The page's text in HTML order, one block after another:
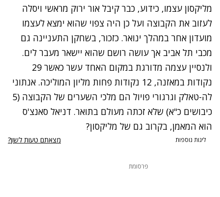
מליקסון עצמו, כידוע, כבר קיבל אור ירוק מראשי ויסלה
לעזוב את הקבוצה ועל כן היה צפוי שהוא ימצא לעצמו
מועדון אחר במהלך ינואר. כזכור, בשחקן התעניינה גם
מכבי תל אביב אך עושה רושם שהוא יישאר מעבר לים.
ולנסיין עצמה מדורגת במקום האחד עשר כאשר 29
נקודות במאזנה, 12 נקודות פחות מליון המוליכה. אנתוני
לה-טאלק וגרגורי פויול הם מלכי השערים של הקבוצה (5
כיבושים כ"א) שלא זכתה מעולם בתואר. דניאל סאנצ'ס
הוא המאמן, בקרוב גם של מליקסון?
ליגות נוספות מצאתם טעות לשון?
פרסומת